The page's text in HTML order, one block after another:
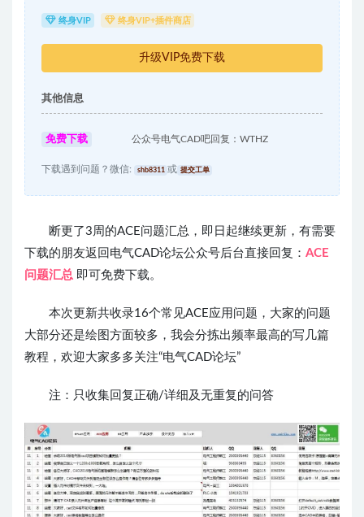
终身VIP 终身VIP+插件商店
升级VIP免费下载
其他信息
免费下载 公众号电气CAD吧回复：WTHZ
下载遇到问题？微信: shb8311 或 提交工单
断更了3周的ACE问题汇总，即日起继续更新，有需要
下载的朋友返回电气CAD论坛公众号后台直接回复： ACE
问题汇总 即可免费下载。
本次更新共收录16个常见ACE应用问题，大家的问题
大部分还是绘图方面较多，我会分拣出频率最高的写几篇
教程，欢迎大家多多关注“电气CAD论坛”
注：只收集回复正确/详细及无重复的问答